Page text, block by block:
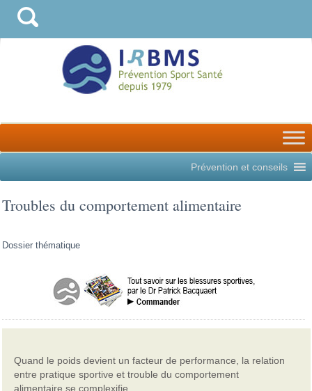
Prévention et conseils
Troubles du comportement alimentaire
Dossier thématique
Quand le poids devient un facteur de performance, la relation
entre pratique sportive et trouble du comportement
alimentaire se complexifie.